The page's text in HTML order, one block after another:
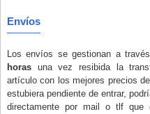
Envíos
Los envíos se gestionan a
horas una vez resibida la
artículo con los mejores precios
estubiera pendiente de entrar,
directamente por mail o tlf que